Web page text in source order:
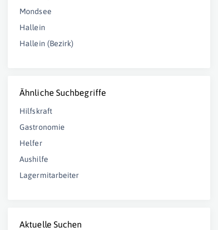
Mondsee
Hallein
Hallein (Bezirk)
Ähnliche Suchbegriffe
Hilfskraft
Gastronomie
Helfer
Aushilfe
Lagermitarbeiter
Aktuelle Suchen